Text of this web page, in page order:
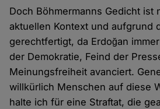
Doch Böhmermanns Gedicht ist
aktuellen Kontext und aufgrund
gerechtfertigt, da Erdoğan
der Demokratie, Feind der
Meinungsfreiheit avanciert.
willkürlich Menschen auf diese
halte ich für eine Straftat, die